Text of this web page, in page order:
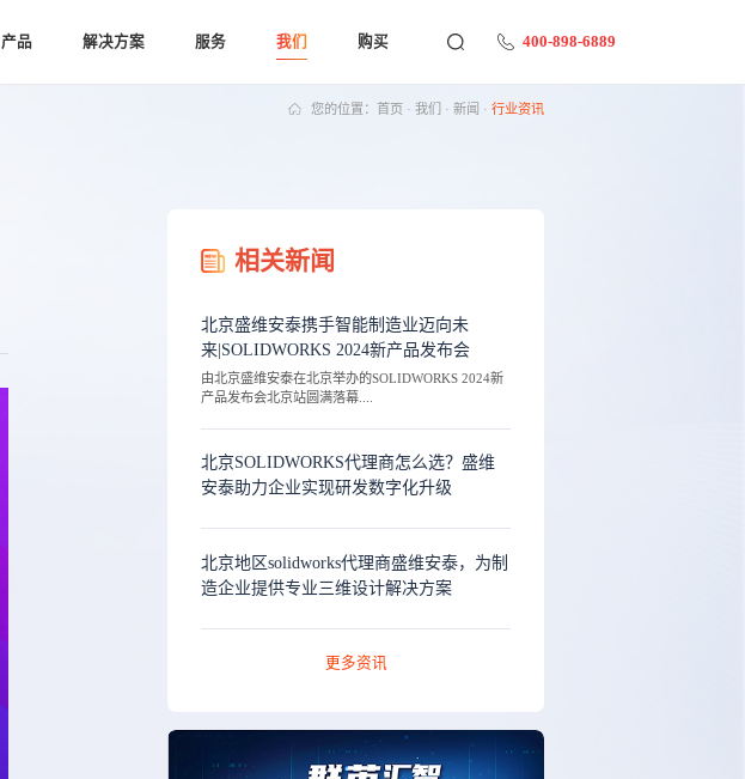
产品 解决方案 服务 我们 购买 400-898-6889
您的位置： 首页 · 我们 · 新闻 · 行业资讯
相关新闻
北京盛维安泰携手智能制造业迈向未
来|SOLIDWORKS 2024新产品发布会
由北京盛维安泰在北京举办的SOLIDWORKS 2024新
产品发布会北京站圆满落幕....
北京SOLIDWORKS代理商怎么选？盛维
安泰助力企业实现研发数字化升级
北京地区solidworks代理商盛维安泰，为制
造企业提供专业三维设计解决方案
更多资讯